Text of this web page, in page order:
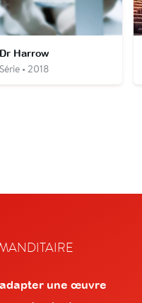
Harrow
• 2018
une œuvre